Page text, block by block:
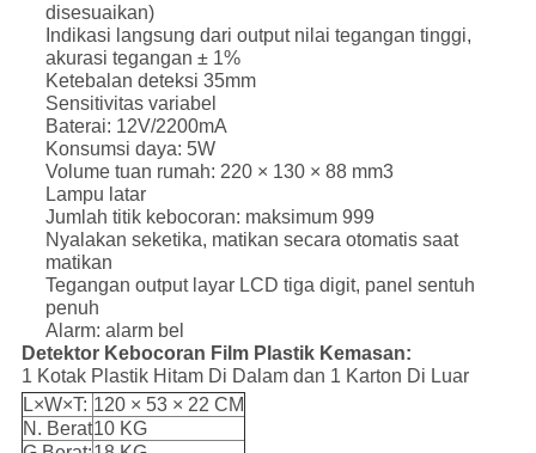
disesuaikan)
Indikasi langsung dari output nilai tegangan tinggi,
akurasi tegangan ± 1%
Ketebalan deteksi 35mm
Sensitivitas variabel
Baterai: 12V/2200mA
Konsumsi daya: 5W
Volume tuan rumah: 220 × 130 × 88 mm3
Lampu latar
Jumlah titik kebocoran: maksimum 999
Nyalakan seketika, matikan secara otomatis saat
matikan
Tegangan output layar LCD tiga digit, panel sentuh
penuh
Alarm: alarm bel
Detektor Kebocoran Film Plastik Kemasan:
1 Kotak Plastik Hitam Di Dalam dan 1 Karton Di Luar
L×W×T: 120 × 53 × 22 CM
N. Berat10 KG